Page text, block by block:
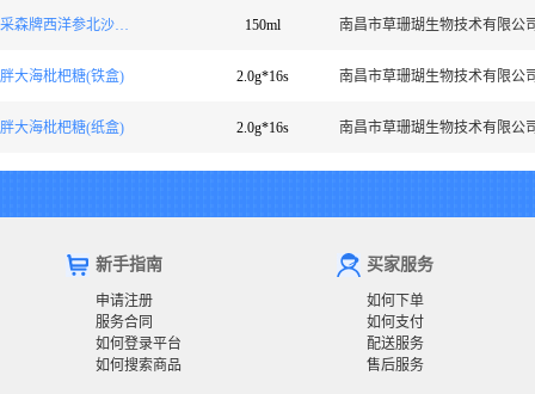
采森牌西洋参北沙参桔梗川贝枇杷膏 150ml 南昌市草珊瑚生物技术有限公
胖大海枇杷糖(铁盒) 2.0g*16s 南昌市草珊瑚生物技术有限公
胖大海枇杷糖(纸盒) 2.0g*16s 南昌市草珊瑚生物技术有限公
新手指南
申请注册
服务合同
如何登录平台
如何搜索商品
买家服务
如何下单
如何支付
配送服务
售后服务